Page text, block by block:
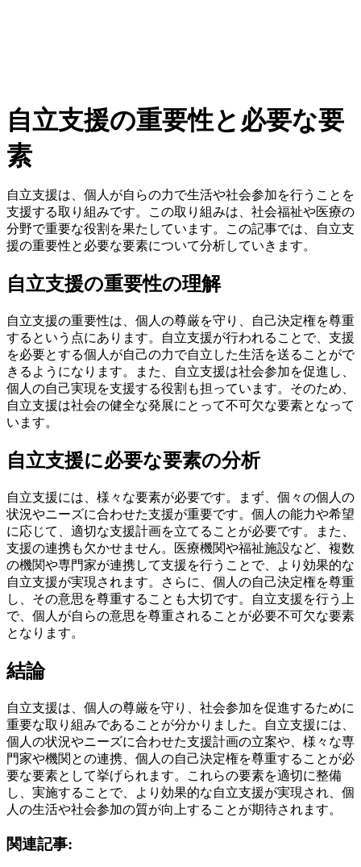
自立支援の重要性と必要な要
素
自立支援は、個人が自らの力で生活や社会参加を行うことを
支援する取り組みです。この取り組みは、社会福祉や医療の
分野で重要な役割を果たしています。この記事では、自立支
援の重要性と必要な要素について分析していきます。
自立支援の重要性の理解
自立支援の重要性は、個人の尊厳を守り、自己決定権を尊重
するという点にあります。自立支援が行われることで、支援
を必要とする個人が自己の力で自立した生活を送ることがで
きるようになります。また、自立支援は社会参加を促進し、
個人の自己実現を支援する役割も担っています。そのため、
自立支援は社会の健全な発展にとって不可欠な要素となって
います。
自立支援に必要な要素の分析
自立支援には、様々な要素が必要です。まず、個々の個人の
状況やニーズに合わせた支援が重要です。個人の能力や希望
に応じて、適切な支援計画を立てることが必要です。また、
支援の連携も欠かせません。医療機関や福祉施設など、複数
の機関や専門家が連携して支援を行うことで、より効果的な
自立支援が実現されます。さらに、個人の自己決定権を尊重
し、その意思を尊重することも大切です。自立支援を行う上
で、個人が自らの意思を尊重されることが必要不可欠な要素
となります。
結論
自立支援は、個人の尊厳を守り、社会参加を促進するために
重要な取り組みであることが分かりました。自立支援には、
個人の状況やニーズに合わせた支援計画の立案や、様々な専
門家や機関との連携、個人の自己決定権を尊重することが必
要な要素として挙げられます。これらの要素を適切に整備
し、実施することで、より効果的な自立支援が実現され、個
人の生活や社会参加の質が向上することが期待されます。
関連記事: